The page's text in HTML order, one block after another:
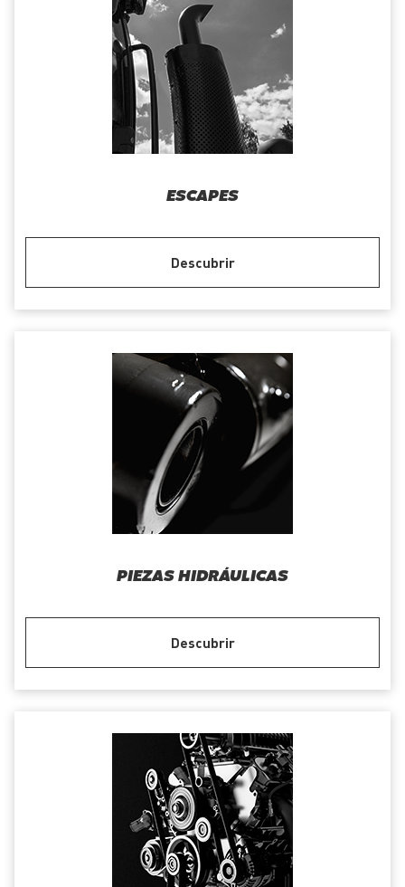
ESCAPES
Descubrir
PIEZAS HIDRÁULICAS
Descubrir